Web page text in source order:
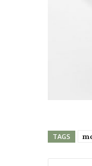
TAGS